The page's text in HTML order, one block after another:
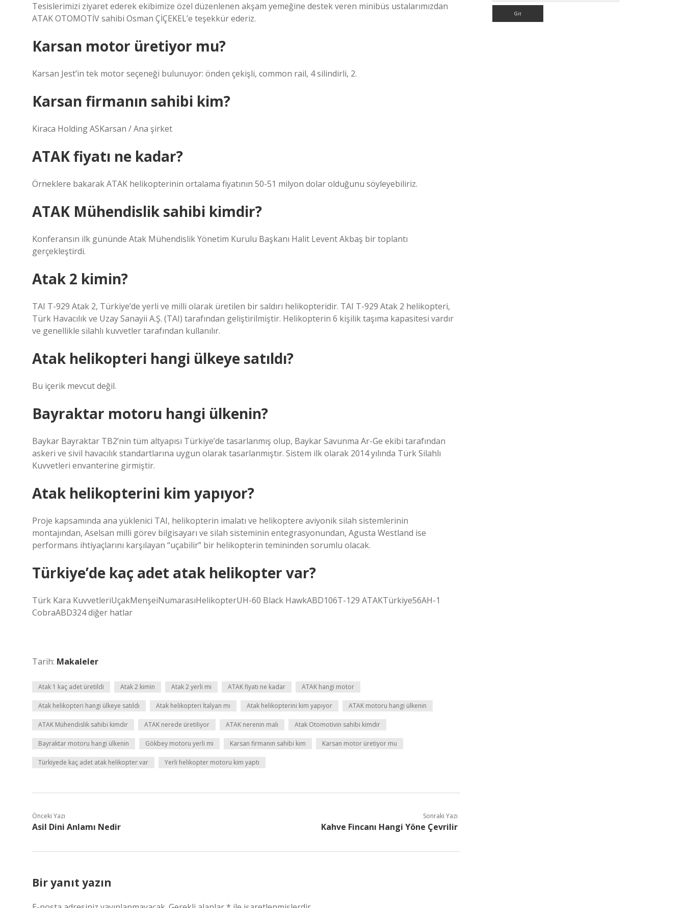
Tesislerimizi ziyaret ederek ekibimize özel düzenlenen akşam yemeğine destek veren minibüs ustalarımızdan
ATAK OTOMOTİV sahibi Osman ÇİÇEKEL’e teşekkür ederiz.
Karsan motor üretiyor mu?
Karsan Jest’in tek motor seçeneği bulunuyor: önden çekişli, common rail, 4 silindirli, 2.
Karsan firmanın sahibi kim?
Kiraca Holding ASKarsan / Ana şirket
ATAK fiyatı ne kadar?
Örneklere bakarak ATAK helikopterinin ortalama fiyatının 50-51 milyon dolar olduğunu söyleyebiliriz.
ATAK Mühendislik sahibi kimdir?
Konferansın ilk gününde Atak Mühendislik Yönetim Kurulu Başkanı Halit Levent Akbaş bir toplantı
gerçekleştirdi.
Atak 2 kimin?
TAI T-929 Atak 2, Türkiye’de yerli ve milli olarak üretilen bir saldırı helikopteridir. TAI T-929 Atak 2 helikopteri,
Türk Havacılık ve Uzay Sanayii A.Ş. (TAI) tarafından geliştirilmiştir. Helikopterin 6 kişilik taşıma kapasitesi vardır
ve genellikle silahlı kuvvetler tarafından kullanılır.
Atak helikopteri hangi ülkeye satıldı?
Bu içerik mevcut değil.
Bayraktar motoru hangi ülkenin?
Baykar Bayraktar TB2’nin tüm altyapısı Türkiye’de tasarlanmış olup, Baykar Savunma Ar-Ge ekibi tarafından
askeri ve sivil havacılık standartlarına uygun olarak tasarlanmıştır. Sistem ilk olarak 2014 yılında Türk Silahlı
Kuvvetleri envanterine girmiştir.
Atak helikopterini kim yapıyor?
Proje kapsamında ana yüklenici TAI, helikopterin imalatı ve helikoptere aviyonik silah sistemlerinin
montajından, Aselsan milli görev bilgisayarı ve silah sisteminin entegrasyonundan, Agusta Westland ise
performans ihtiyaçlarını karşılayan “uçabilir” bir helikopterin temininden sorumlu olacak.
Türkiye’de kaç adet atak helikopter var?
Türk Kara KuvvetleriUçakMenşeiNumarasıHelikopterUH-60 Black HawkABD106T-129 ATAKTürkiye56AH-1
CobraABD324 diğer hatlar
Tarih: Makaleler
Atak 1 kaç adet üretildi Atak 2 kimin Atak 2 yerli mi ATAK fiyatı ne kadar ATAK hangi motor
Atak helikopteri hangi ülkeye satıldı Atak helikopteri İtalyan mı Atak helikopterini kim yapıyor ATAK motoru hangi ülkenin
ATAK Mühendislik sahibi kimdir ATAK nerede üretiliyor ATAK nerenin malı Atak Otomotivin sahibi kimdir
Bayraktar motoru hangi ülkenin Gökbey motoru yerli mi Karsan firmanın sahibi kim Karsan motor üretiyor mu
Türkiyede kaç adet atak helikopter var Yerli helikopter motoru kim yaptı
Önceki Yazı
Asil Dini Anlamı Nedir
Sonraki Yazı
Kahve Fincanı Hangi Yöne Çevrilir
Bir yanıt yazın